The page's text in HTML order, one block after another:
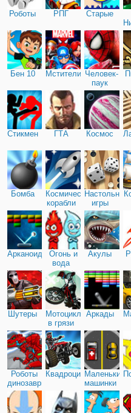
Роботы РПГ Старые
Бен 10 Мстители Человек-
паук
Стикмен ГТА Космос
Бомба
Космические
корабли
Настольные
игры
Арканоид
Огонь и
вода
Акулы
Шутеры
Мотоциклы
в грязи
Аркады
Роботы
динозавры
КвадроциклыМаленькие
машинки